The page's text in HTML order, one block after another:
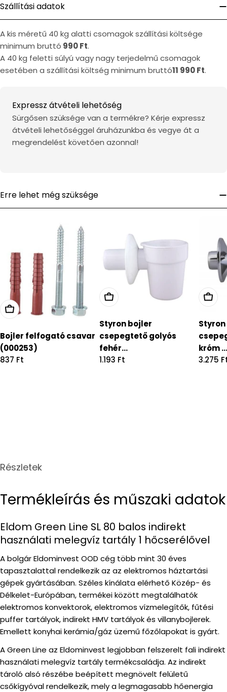
Szállítási adatok
A kis méretű 40 kg alatti csomagok szállítási költsége
minimum bruttó 990 Ft.
A 40 kg feletti súlyú vagy nagy terjedelmű csomagok
esetében a szállítási költség minimum bruttó11 990 Ft.
Expressz átvételi lehetőség
Sürgősen szüksége van a termékre? Kérje expressz
átvételi lehetőséggel áruházunkba és vegye át a
megrendelést követően azonnal!
Erre lehet még szüksége
Bojler felfogató csavar
(000253)
Regular
837 Ft
Styron bojler
csepegtető golyós
fehér...
Regular
1.193 Ft
króm
3.275
Részletek
Termékleírás és műszaki adatok
Eldom Green Line SL 80 balos indirekt
használati melegvíz tartály 1 hőcserélővel
A bolgár Eldominvest OOD cég több mint 30 éves
tapasztalattal rendelkezik az az elektromos háztartási
gépek gyártásában. Széles kínálata elérhető Közép- és
Délkelet-Európában, termékei között megtalálhatók
elektromos konvektorok, elektromos vízmelegítők, fűtési
puffer tartályok, indirekt HMV tartályok és villanybojlerek.
Emellett konyhai kerámia/gáz üzemű főzőlapokat is gyárt.
A Green Line az Eldominvest legjobban felszerelt fali indirekt
használati melegvíz tartály termékcsaládja. Az indirekt
tároló alsó részébe beépített megnövelt felületű
csőkígyóval rendelkezik, mely a legmagasabb hőenergia